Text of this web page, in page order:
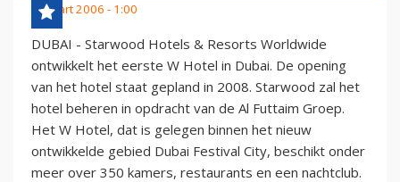
8 maart 2006 - 1:00
DUBAI - Starwood Hotels & Resorts Worldwide
ontwikkelt het eerste W Hotel in Dubai. De opening
van het hotel staat gepland in 2008. Starwood zal het
hotel beheren in opdracht van de Al Futtaim Groep.
Het W Hotel, dat is gelegen binnen het nieuw
ontwikkelde gebied Dubai Festival City, beschikt onder
meer over 350 kamers, restaurants en een nachtclub.